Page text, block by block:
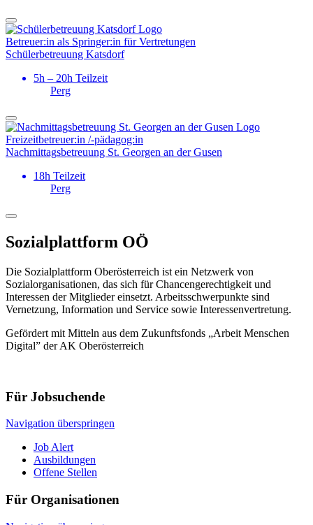
Betreuer:in als Springer:in für Vertretungen
Schülerbetreuung Katsdorf
5h – 20h Teilzeit
Perg
Freizeitbetreuer:in /-pädagog:in
Nachmittagsbetreuung St. Georgen an der Gusen
18h Teilzeit
Perg
Sozialplattform OÖ
Die Sozialplattform Oberösterreich ist ein Netzwerk von
Sozialorganisationen, das sich für Chancengerechtigkeit und
Interessen der Mitglieder einsetzt. Arbeitsschwerpunkte sind
Vernetzung, Information und Service sowie Interessenvertretung.
Gefördert mit Mitteln aus dem Zukunftsfonds „Arbeit Menschen
Digital” der AK Oberösterreich
Für Jobsuchende
Navigation überspringen
Job Alert
Ausbildungen
Offene Stellen
Für Organisationen